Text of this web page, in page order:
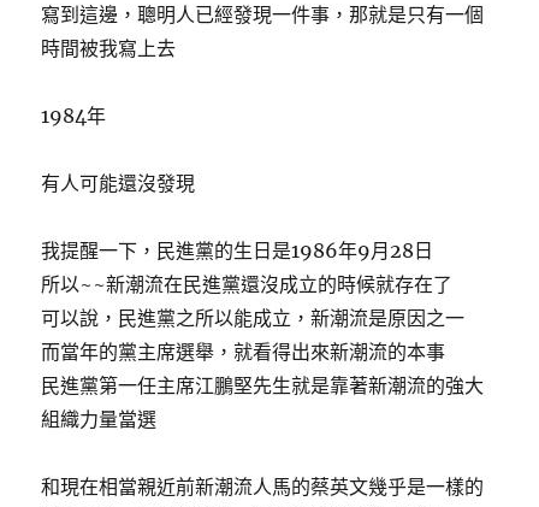
寫到這邊，聰明人已經發現一件事，那就是只有一個
時間被我寫上去
1984年
有人可能還沒發現
我提醒一下，民進黨的生日是1986年9月28日
所以~~新潮流在民進黨還沒成立的時候就存在了
可以說，民進黨之所以能成立，新潮流是原因之一
而當年的黨主席選舉，就看得出來新潮流的本事
民進黨第一任主席江鵬堅先生就是靠著新潮流的強大
組織力量當選
和現在相當親近前新潮流人馬的蔡英文幾乎是一樣的